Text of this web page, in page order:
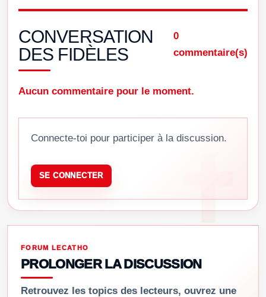
CONVERSATION
DES FIDÈLES
0
commentaire(s)
Aucun commentaire pour le moment.
Connecte-toi pour participer à la discussion.
SE CONNECTER
FORUM LECATHO
PROLONGER LA DISCUSSION
Retrouvez les topics des lecteurs, ouvrez une